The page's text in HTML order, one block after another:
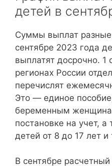
детей в
Суммы выплат
сентябре 2023 года
выплатят досрочно. 1
регионах России
перечислят
Это — единое
беременным
постановке на учет,
детей от 8 до 17 лет и
В сентябре